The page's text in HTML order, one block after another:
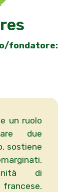
un ruolo
due
sostiene
di